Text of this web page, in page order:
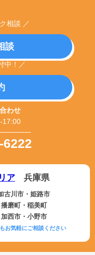
相談 ／
談
中！／
わせ
6222
ア兵庫県
古川市・姫路市
磨町・稲美町
西市・小野市
お気軽にご相談ください